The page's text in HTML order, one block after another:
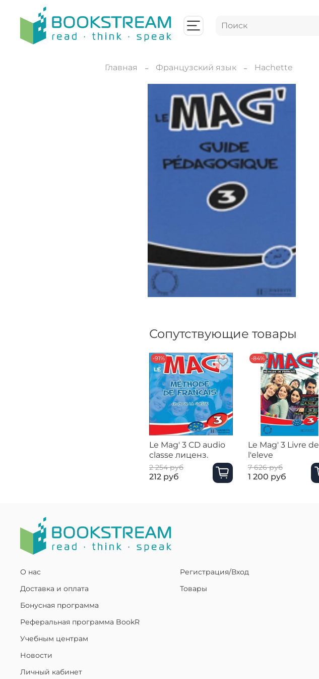
Главная Французский язык Hachette
Сопутствующие товары
-91%
Le Mag' 3 CD audio
classe лиценз.
2 254 руб
212 руб
-84%
Le Mag' 3 Livre de
l'eleve
7 626 руб
1 200 руб
О нас
Доставка и оплата
Бонусная программа
Реферальная программа BookR
Учебным центрам
Новости
Личный кабинет
Регистрация/Вход
Товары